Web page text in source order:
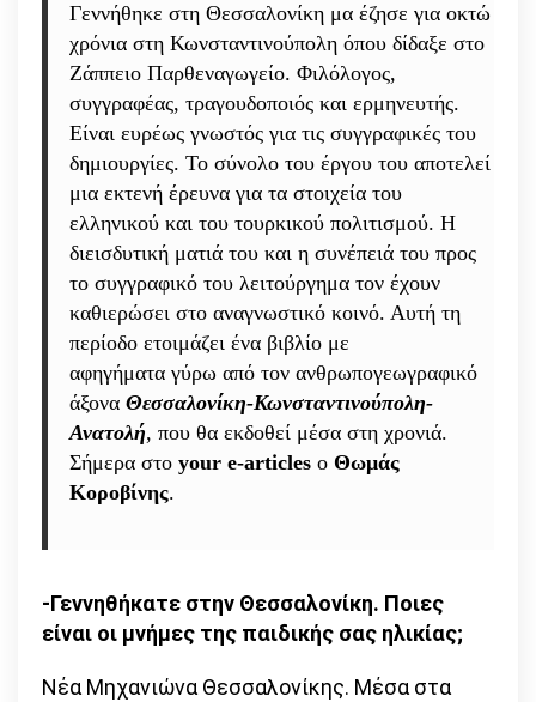
άτυπος
πόλεμος
με
μικρά
διαλείμματα
εκεχειρίας.
Αφού
ξοδεύουμε
για
να
αυγαταίνει
ο
μπεζαχτάς
της
διεθνούς
των
Γεννήθηκε στη Θεσσαλονίκη μα έζησε για οκτώ
χρόνια στη Κωνσταντινούπολη όπου δίδαξε στο
Ζάππειο Παρθεναγωγείο. Φιλόλογος,
συγγραφέας, τραγουδοποιός και ερμηνευτής.
Είναι ευρέως γνωστός για τις συγγραφικές του
δημιουργίες. Το σύνολο του έργου του αποτελεί
μια εκτενή έρευνα για τα στοιχεία του
ελληνικού και του τουρκικού πολιτισμού. Η
διεισδυτική ματιά του και η συνέπειά του προς
το συγγραφικό του λειτούργημα τον έχουν
καθιερώσει στο αναγνωστικό κοινό. Αυτή τη
περίοδο ετοιμάζει ένα βιβλίο με
αφηγήματα γύρω από τον ανθρωπογεωγραφικό
άξονα Θεσσαλονίκη-Κωνσταντινούπολη-
Ανατολή, που θα εκδοθεί μέσα στη χρονιά.
Σήμερα στο your e-articlesο Θωμάς
Κοροβίνης.
-Γεννηθήκατε στην Θεσσαλονίκη. Ποιες
είναι οι μνήμες της παιδικής σας ηλικίας;
Νέα Μηχανιώνα Θεσσαλονίκης. Μέσα στα